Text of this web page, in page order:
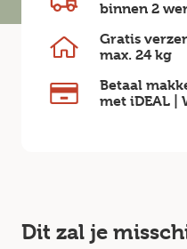
binnen 2
Gratis
max. 24 kg
Betaal
met iDEAL |
Dit zal je